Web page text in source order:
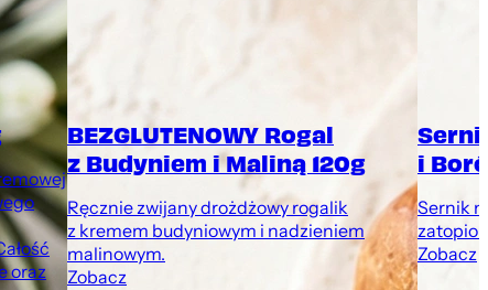
oraz
BEZGLUTENOWY Rogal
z Budyniem i Maliną 120g
Ręcznie zwijany drożdżowy rogalik
z kremem budyniowym i nadzieniem
malinowym.
Zobacz
i
Sernik
Zobacz